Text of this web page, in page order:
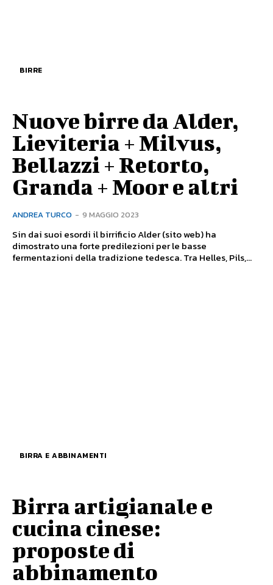
BIRRE
Nuove birre da Alder,
Lieviteria + Milvus,
Bellazzi + Retorto,
Granda + Moor e altri
ANDREA TURCO - 9 MAGGIO 2023
Sin dai suoi esordi il birrificio Alder (sito web) ha
dimostrato una forte predilezioni per le basse
fermentazioni della tradizione tedesca. Tra Helles, Pils,...
BIRRA E ABBINAMENTI
Birra artigianale e
cucina cinese:
proposte di
abbinamento